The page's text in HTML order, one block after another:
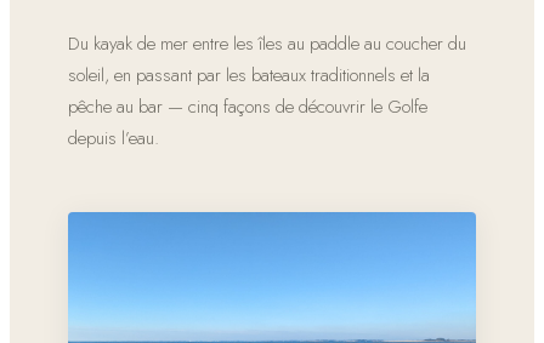
Du kayak de mer entre les îles au paddle au coucher du
soleil, en passant par les bateaux traditionnels et la
pêche au bar — cinq façons de découvrir le Golfe
depuis l’eau.